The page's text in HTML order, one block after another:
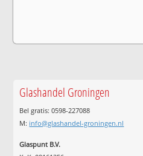
Glashandel Groningen
Bel gratis: 0598-227088
M: info@glashandel-groningen.nl
Glaspunt B.V.